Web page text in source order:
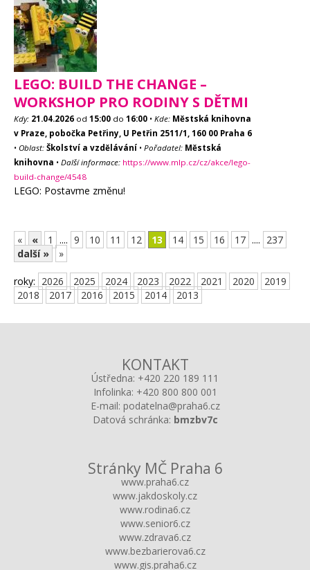
LEGO: BUILD THE CHANGE –
WORKSHOP PRO RODINY S DĚTMI
Kdy: 21.04.2026 od 15:00 do 16:00 • Kde: Městská knihovna
v Praze, pobočka Petřiny, U Petřin 2511/1, 160 00 Praha 6
• Oblast: Školství a vzdělávání • Pořadatel: Městská
knihovna • Další informace: https://www.mlp.cz/cz/akce/lego-
build-change/4548
LEGO: Postavme změnu!
« « 1 .... 9 10 11 12 13 14 15 16 17 .... 237
další »
»
roky: 2026 2025 2024 2023 2022 2021 2020
2019
2018
2017 2016 2015 2014 2013
KONTAKT
Ústředna: +420 220 189 111
Infolinka: +420 800 800 001
E-mail: podatelna@praha6.cz
Datová schránka: bmzbv7c
Stránky MČ Praha 6
www.praha6.cz
www.jakdoskoly.cz
www.rodina6.cz
www.senior6.cz
www.zdrava6.cz
www.bezbarierova6.cz
www.gis.praha6.cz